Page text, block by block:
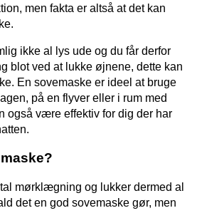
men fakta er altså at det kan
ikke al lys ude og du får derfor
blot ved at lukke øjnene, dette kan
En sovemaske er ideel at bruge
på en flyver eller i rum med
også være effektiv for dig der har
mørklægning og lukker dermed al
det en god sovemaske gør, men